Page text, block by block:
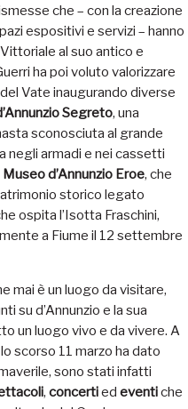
che – con la creazione
espositivi e servizi – hanno
al suo antico e
ha poi voluto valorizzare
Vate inaugurando diverse
Segreto, una
sconosciuta al grande
negli armadi e nei cassetti
Museo d’Annunzio Eroe, che
storico legato
ospita l’Isotta Fraschini,
a Fiume il 12 settembre
mai è un luogo da visitare,
su d’Annunzio e la sua
un luogo vivo e da vivere. A
scorso 11 marzo ha dato
sono stati infatti
, concertied eventiche